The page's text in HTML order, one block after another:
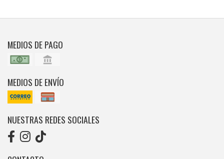
MEDIOS DE PAGO
MEDIOS DE ENVÍO
NUESTRAS REDES SOCIALES